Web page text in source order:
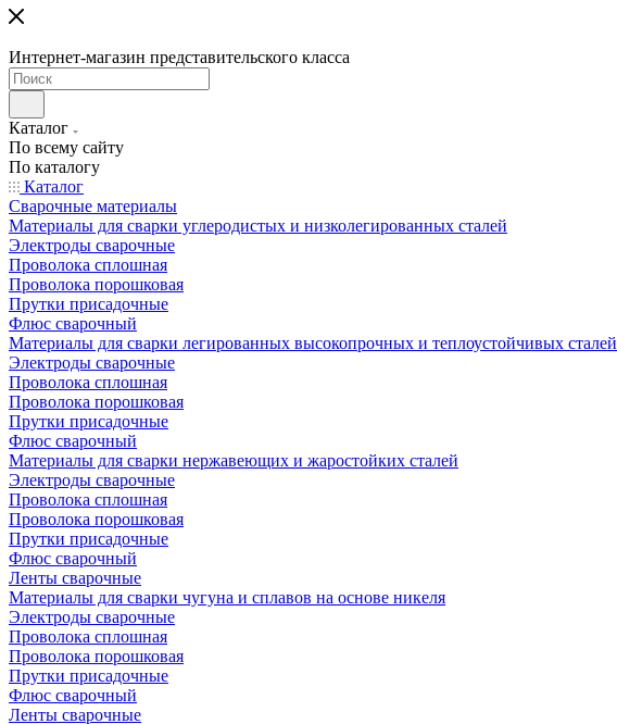
Интернет-магазин представительского класса
Каталог
По всему сайту
По каталогу
Каталог
Сварочные материалы
Материалы для сварки углеродистых и низколегированных сталей
Электроды сварочные
Проволока сплошная
Проволока порошковая
Прутки присадочные
Флюс сварочный
Материалы для сварки легированных высокопрочных и теплоустойчивых сталей
Электроды сварочные
Проволока сплошная
Проволока порошковая
Прутки присадочные
Флюс сварочный
Материалы для сварки нержавеющих и жаростойких сталей
Электроды сварочные
Проволока сплошная
Проволока порошковая
Прутки присадочные
Флюс сварочный
Ленты сварочные
Материалы для сварки чугуна и сплавов на основе никеля
Электроды сварочные
Проволока сплошная
Проволока порошковая
Прутки присадочные
Флюс сварочный
Ленты сварочные